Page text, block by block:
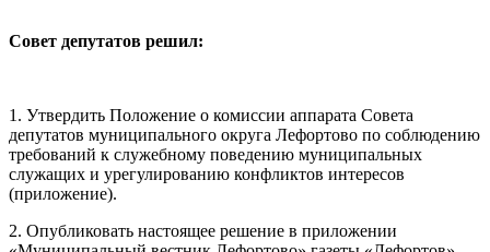
Совет депутатов решил:
1. Утвердить Положение о комиссии аппарата Совета
депутатов муниципального округа Лефортово по соблюдению
требований к служебному поведению муниципальных
служащих и урегулированию конфликтов интересов
(приложение).
2. Опубликовать настоящее решение в приложении